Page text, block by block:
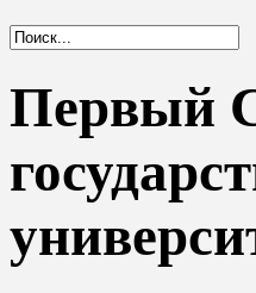
Первый